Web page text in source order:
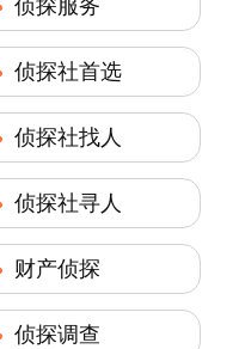
侦探服务
侦探社首选
侦探社找人
侦探社寻人
财产侦探
侦探调查